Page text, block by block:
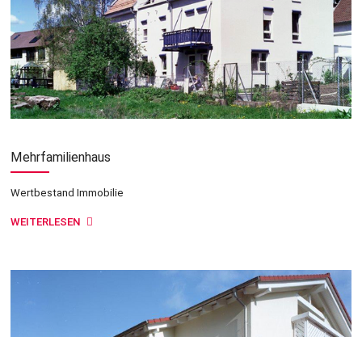
Mehrfamilienhaus
Wertbestand Immobilie
WEITERLESEN